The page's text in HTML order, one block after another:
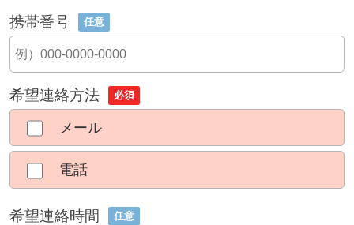
携帯番号 任意
希望連絡方法 必須
メール
電話
希望連絡時間 任意